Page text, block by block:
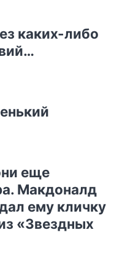
каких-либо
еще
Макдоналд
ему кличку
«Звездных